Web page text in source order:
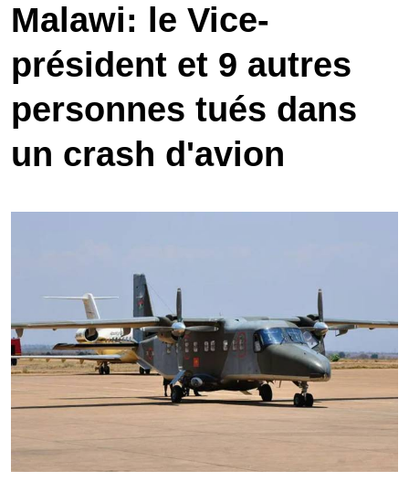
Malawi: le Vice-
président et 9 autres
personnes tués dans
un crash d'avion